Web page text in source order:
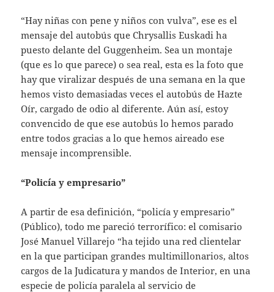
“Hay niñas con pene y niños con vulva”, ese es el
mensaje del autobús que Chrysallis Euskadi ha
puesto delante del Guggenheim. Sea un montaje
(que es lo que parece) o sea real, esta es la foto que
hay que viralizar después de una semana en la que
hemos visto demasiadas veces el autobús de Hazte
Oír, cargado de odio al diferente. Aún así, estoy
convencido de que ese autobús lo hemos parado
entre todos gracias a lo que hemos aireado ese
mensaje incomprensible.
“Policía y empresario”
A partir de esa definición, “policía y empresario”
(Público), todo me pareció terrorífico: el comisario
José Manuel Villarejo “ha tejido una red clientelar
en la que participan grandes multimillonarios, altos
cargos de la Judicatura y mandos de Interior, en una
especie de policía paralela al servicio de